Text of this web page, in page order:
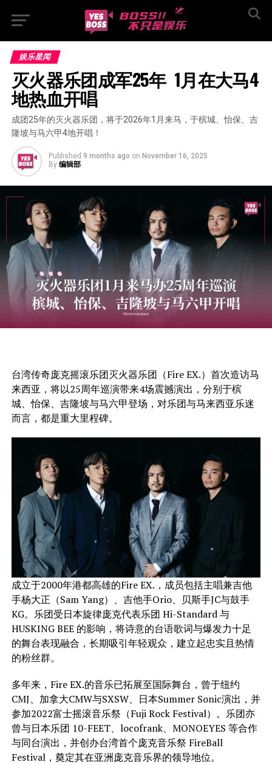
娱乐星闻
灭火器乐团成军25年  1月在大马4
地热血开唱
成团25年的灭火器乐团，将于2026年1月来马，于槟城、怡保、吉
隆坡与马六甲4地开唱！
Published 9 months ago on November 16, 2025
By 编辑部
台湾传奇庞克摇滚乐团灭火器乐团（Fire EX.）首次造访马
来西亚，将以25周年巡演带来4场震撼演出，分别于槟
城、怡保、吉隆坡与马六甲登场，对乐团与马来西亚乐迷
而言，都是重大里程碑。
成立于2000年港都高雄的Fire EX.，成员包括主唱兼吉他
手杨大正（Sam Yang）、吉他手Orio、贝斯手JC与鼓手
KG。乐团受日本旋律庞克代表乐团 Hi-Standard 与
HUSKING BEE 的影响，将诗意的台语歌词与爆发力十足
的舞台表现融合，长期吸引年轻观众，建立起忠实且热情
的粉丝群。
多年来，Fire EX.的音乐已拓展至国际舞台，曾于纽约
CMJ、加拿大CMW与SXSW、日本Summer Sonic演出，并
参加2022富士摇滚音乐祭（Fuji Rock Festival）。乐团亦
曾与日本乐团 10-FEET、locofrank、MONOEYES 等合作
与同台演出，并创办台湾首个庞克音乐祭 FireBall
Festival，奠定其在亚洲庞克音乐界的领导地位。